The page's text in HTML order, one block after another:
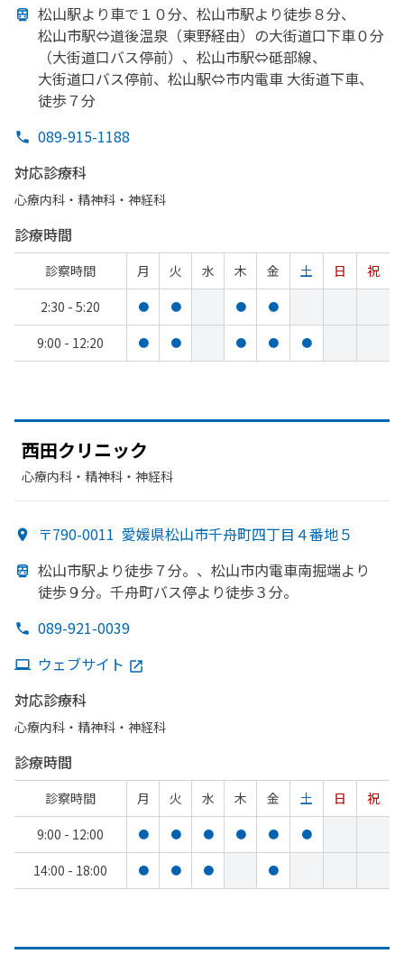
松山駅より車で １０分、 松山市駅より徒歩８分、
松山市駅⇔道後温泉 （東野経由）の大街道口下車０分
（大街道口バス停前）、 松山市駅⇔砥部線、
大街道口バス停前、 松山駅⇔市内電車 大街道下車、
徒歩７分
089-915-1188
対応診療科
心療内科・​精神科・神経科
診療時間
診察時間 月 火 水 木 金 土 日
祝
2:30 - 5:20
● ● ● ●
9:00 - 12:20 ● ● ● ● ●
西田クリニック
心療内科・​精神科・神経科
〒790-0011 愛媛県松山市千舟町四丁目４番地５
松山市駅より徒歩７分。、 松山市内電車南掘端より
徒歩９分。 千舟町バス停より徒歩３分。
089-921-0039
ウェブサイト
対応診療科
心療内科・​精神科・神経科
診療時間
診察時間 月 火 水 木 金 土 日
祝
9:00 - 12:00
● ● ● ● ● ●
14:00 - 18:00 ● ● ● ●